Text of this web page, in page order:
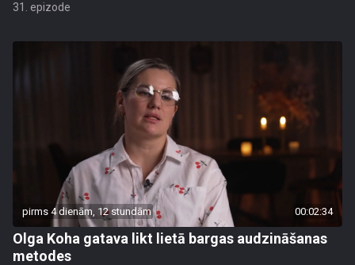
31. epizode
pirms 4 dienām, 12 stundām 00:02:34
Olga Koha gatava likt lietā bargas audzināšanas
metodes